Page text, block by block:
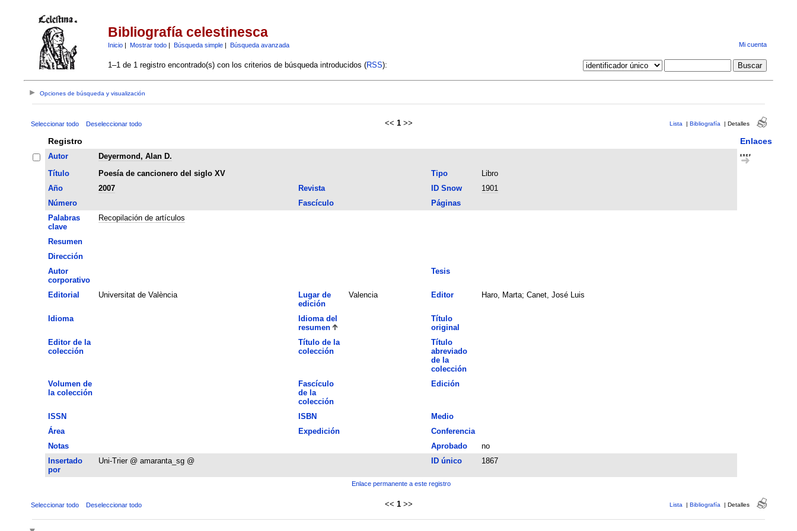
Bibliografía celestinesca
Inicio| Mostrar todo| Búsqueda simple| Búsqueda avanzada Mi cuenta
1–1 de 1 registro encontrado(s) con los criterios de búsqueda introducidos (RSS):
Opciones de búsqueda y visualización
Seleccionar todo Deseleccionar todo << 1 >> Lista | Bibliografía | Detalles
Registro Enlaces
Autor
Deyermond, Alan D.
Título
Poesía de cancionero del siglo XV Tipo
Libro
Año
2007 Revista ID Snow
1901
Número
Fascículo
Páginas
Palabras
clave
Recopilación de artículos
Resumen
Dirección
Autor
corporativo
Tesis
Editorial Universitat de València
Lugar de
edición
Valencia Editor Haro, Marta; Canet, José Luis
Idioma
Idioma del
resumen
Título
original
Editor de la
colección
Título de la
colección
Título
abreviado
de la
colección
Volumen de
la colección
Fascículo
de la
colección
Edición
ISSN ISBN
Medio
Área
Expedición
Conferencia
Notas
Aprobado
no
Insertado
por
Uni-Trier @ amaranta_sg @ ID único 1867
Enlace permanente a este registro
Seleccionar todo Deseleccionar todo << 1 >> Lista | Bibliografía | Detalles